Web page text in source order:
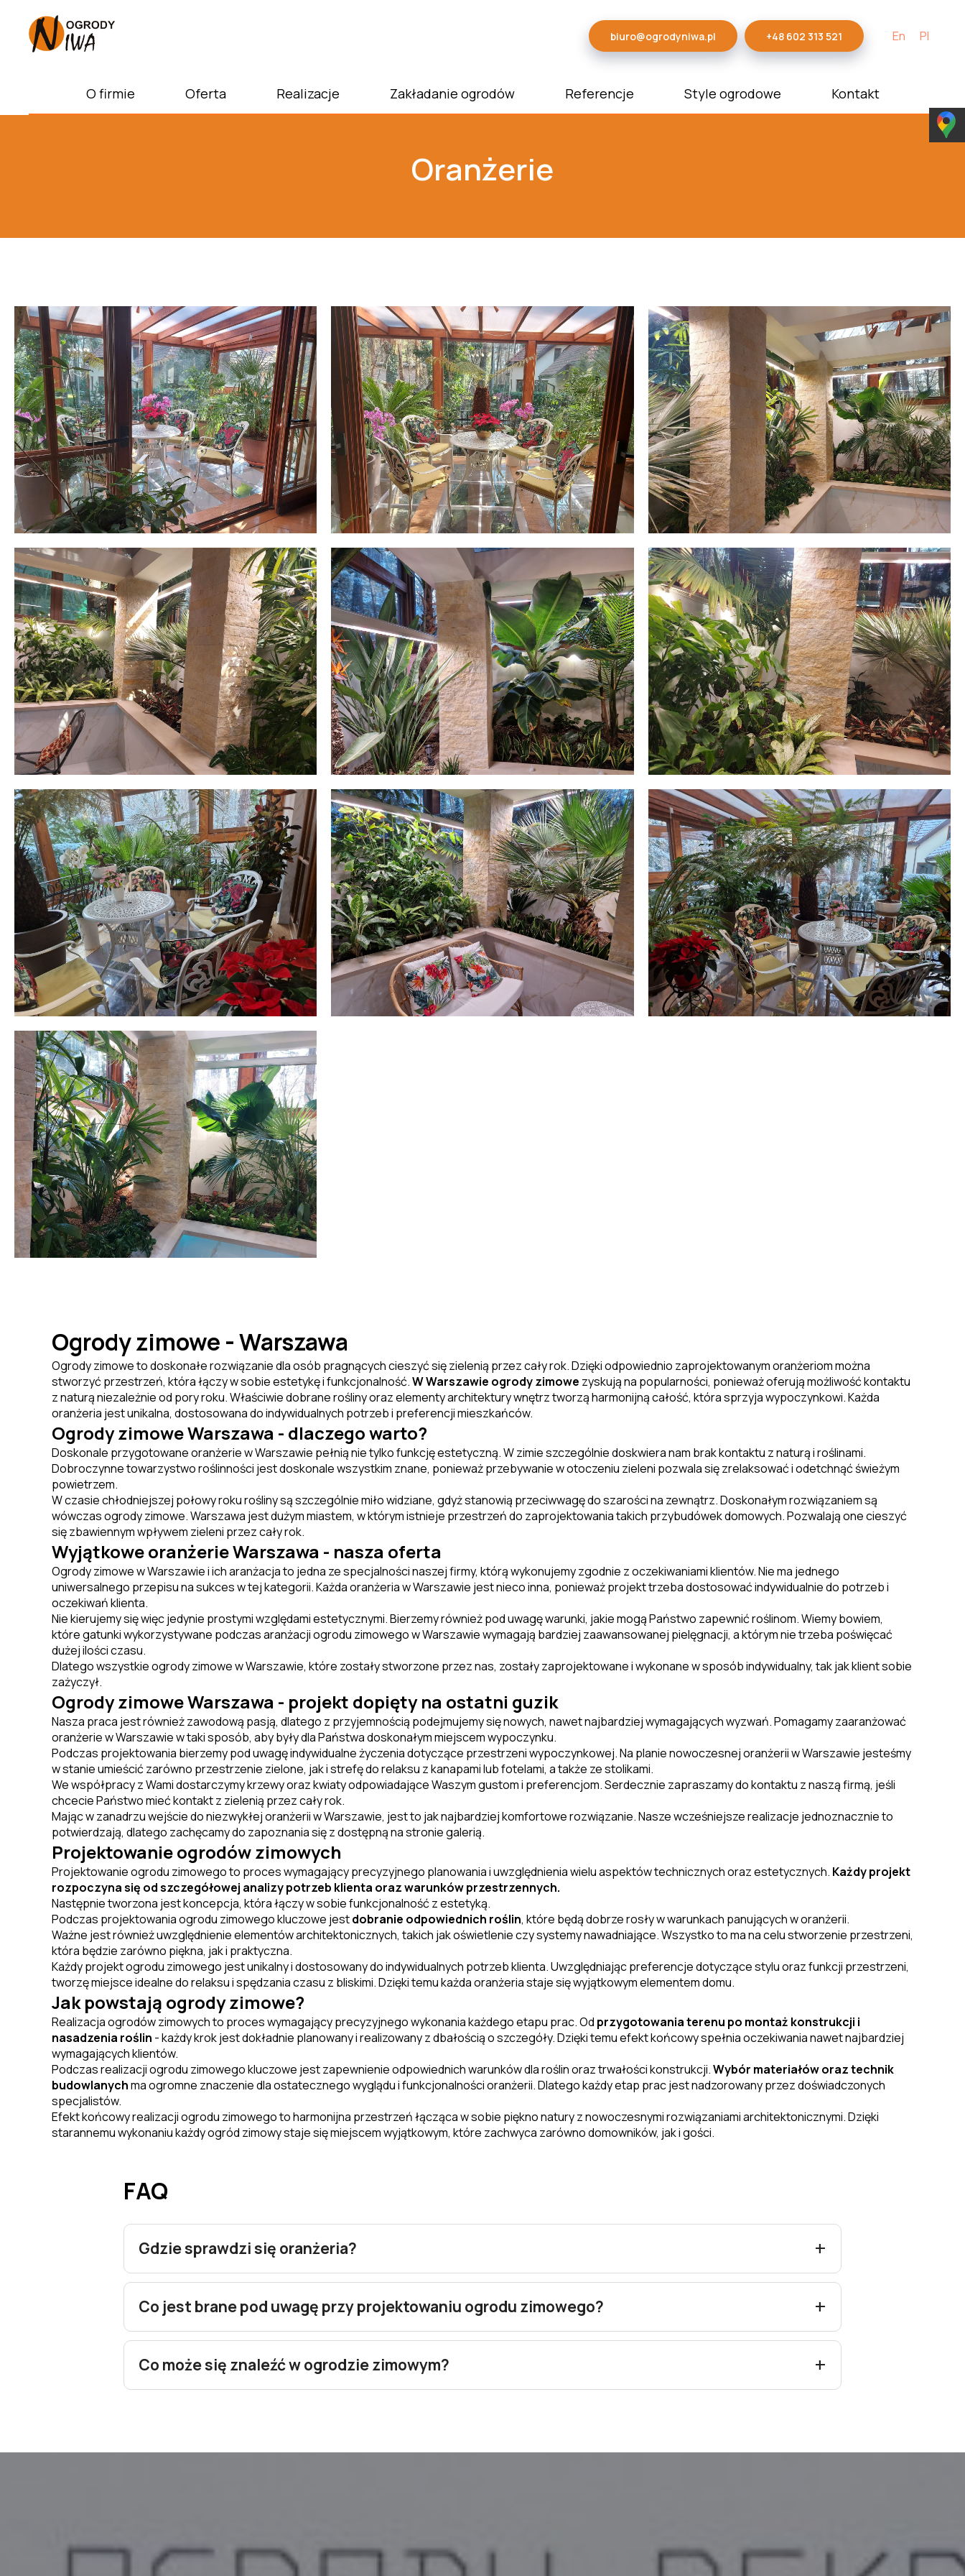
Oranżerie
biuro@ogrodyniwa.pl +48 602 313 521 En Pl
O firmie Oferta Realizacje Zakładanie ogrodów Referencje Style ogrodowe Kontakt
Ogrody zimowe - Warszawa
Ogrody zimowe to doskonałe rozwiązanie dla osób pragnących cieszyć się zielenią przez cały rok. Dzięki odpowiednio zaprojektowanym oranżeriom można
stworzyć przestrzeń, która łączy w sobie estetykę i funkcjonalność.W Warszawie ogrody zimowe zyskują na popularności, ponieważ oferują możliwość kontaktu
z naturą niezależnie od pory roku. Właściwie dobrane rośliny oraz elementy architektury wnętrz tworzą harmonijną całość, która sprzyja wypoczynkowi. Każda
oranżeria jest unikalna, dostosowana do indywidualnych potrzeb i preferencji mieszkańców.
Ogrody zimowe Warszawa - dlaczego warto?
Doskonale przygotowane oranżerie w Warszawie pełnią nie tylko funkcję estetyczną. W zimie szczególnie doskwiera nam brak kontaktu z naturą i roślinami.
Dobroczynne towarzystwo roślinności jest doskonale wszystkim znane, ponieważ przebywanie w otoczeniu zieleni pozwala się zrelaksować i odetchnąć świeżym
powietrzem.
W czasie chłodniejszej połowy roku rośliny są szczególnie miło widziane, gdyż stanowią przeciwwagę do szarości na zewnątrz. Doskonałym rozwiązaniem są
wówczas ogrody zimowe. Warszawa jest dużym miastem, w którym istnieje przestrzeń do zaprojektowania takich przybudówek domowych. Pozwalają one cieszyć
się zbawiennym wpływem zieleni przez cały rok.
Wyjątkowe oranżerie Warszawa - nasza oferta
Ogrody zimowe w Warszawie i ich aranżacja to jedna ze specjalności naszej firmy, którą wykonujemy zgodnie z oczekiwaniami klientów. Nie ma jednego
uniwersalnego przepisu na sukces w tej kategorii. Każda oranżeria w Warszawie jest nieco inna, ponieważ projekt trzeba dostosować indywidualnie do potrzeb i
oczekiwań klienta.
Nie kierujemy się więc jedynie prostymi względami estetycznymi. Bierzemy również pod uwagę warunki, jakie mogą Państwo zapewnić roślinom. Wiemy bowiem,
które gatunki wykorzystywane podczas aranżacji ogrodu zimowego w Warszawie wymagają bardziej zaawansowanej pielęgnacji, a którym nie trzeba poświęcać
dużej ilości czasu.
Dlatego wszystkie ogrody zimowe w Warszawie, które zostały stworzone przez nas, zostały zaprojektowane i wykonane w sposób indywidualny, tak jak klient sobie
zażyczył.
Ogrody zimowe Warszawa - projekt dopięty na ostatni guzik
Nasza praca jest również zawodową pasją, dlatego z przyjemnością podejmujemy się nowych, nawet najbardziej wymagających wyzwań. Pomagamy zaaranżować
oranżerie w Warszawie w taki sposób, aby były dla Państwa doskonałym miejscem wypoczynku.
Podczas projektowania bierzemy pod uwagę indywidualne życzenia dotyczące przestrzeni wypoczynkowej. Na planie nowoczesnej oranżerii w Warszawie jesteśmy
w stanie umieścić zarówno przestrzenie zielone, jak i strefę do relaksu z kanapami lub fotelami, a także ze stolikami.
We współpracy z Wami dostarczymy krzewy oraz kwiaty odpowiadające Waszym gustom i preferencjom. Serdecznie zapraszamy do kontaktu z naszą firmą, jeśli
chcecie Państwo mieć kontakt z zielenią przez cały rok.
Mając w zanadrzu wejście do niezwykłej oranżerii w Warszawie, jest to jak najbardziej komfortowe rozwiązanie. Nasze wcześniejsze realizacje jednoznacznie to
potwierdzają, dlatego zachęcamy do zapoznania się z dostępną na stronie galerią.
Projektowanie ogrodów zimowych
Projektowanie ogrodu zimowego to proces wymagający precyzyjnego planowania i uwzględnienia wielu aspektów technicznych oraz estetycznych. Każdy projekt
rozpoczyna się od szczegółowej analizy potrzeb klienta oraz warunków przestrzennych.
Następnie tworzona jest koncepcja, która łączy w sobie funkcjonalność z estetyką.
Podczas projektowania ogrodu zimowego kluczowe jestdobranie odpowiednich roślin, które będą dobrze rosły w warunkach panujących w oranżerii.
Ważne jest również uwzględnienie elementów architektonicznych, takich jak oświetlenie czy systemy nawadniające. Wszystko to ma na celu stworzenie przestrzeni,
która będzie zarówno piękna, jak i praktyczna.
Każdy projekt ogrodu zimowego jest unikalny i dostosowany do indywidualnych potrzeb klienta. Uwzględniając preferencje dotyczące stylu oraz funkcji przestrzeni,
tworzę miejsce idealne do relaksu i spędzania czasu z bliskimi. Dzięki temu każda oranżeria staje się wyjątkowym elementem domu.
Jak powstają ogrody zimowe?
Realizacja ogrodów zimowych to proces wymagający precyzyjnego wykonania każdego etapu prac. Od przygotowania terenu po montaż konstrukcji i
nasadzenia roślin - każdy krok jest dokładnie planowany i realizowany z dbałością o szczegóły. Dzięki temu efekt końcowy spełnia oczekiwania nawet najbardziej
wymagających klientów.
Podczas realizacji ogrodu zimowego kluczowe jest zapewnienie odpowiednich warunków dla roślin oraz trwałości konstrukcji.Wybór materiałów oraz technik
budowlanychma ogromne znaczenie dla ostatecznego wyglądu i funkcjonalności oranżerii. Dlatego każdy etap prac jest nadzorowany przez doświadczonych
specjalistów.
Efekt końcowy realizacji ogrodu zimowego to harmonijna przestrzeń łącząca w sobie piękno natury z nowoczesnymi rozwiązaniami architektonicznymi. Dzięki
starannemu wykonaniu każdy ogród zimowy staje się miejscem wyjątkowym, które zachwyca zarówno domowników, jak i gości.
FAQ
Gdzie sprawdzi się oranżeria?
Co jest brane pod uwagę przy projektowaniu ogrodu zimowego?
Co może się znaleźć w ogrodzie zimowym?